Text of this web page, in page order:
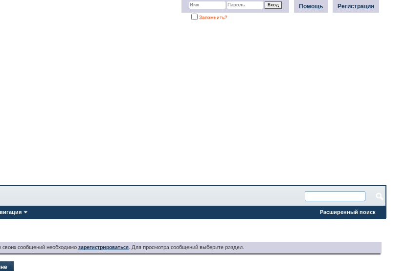
Регистрация
Помощь
Запомнить?
Расширенный поиск
сообщений необходимо зарегистрироваться. Для просмотра сообщений выберите раздел.